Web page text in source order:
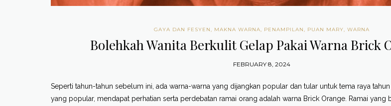
GAYA DAN FESYEN, MAKNA WARNA, PENAMPILAN, PUAN MARY,WARNA
Bolehkah Wanita Berkulit Gelap Pakai Warna Brick
FEBRUARY 8, 2024
Seperti tahun-tahun sebelum ini, ada warna-warna yang dijangkan popular dan tular untuk tema raya tahun
yang popular, mendapat perhatian serta perdebatan ramai orang adalah warna Brick Orange. Ramai yang